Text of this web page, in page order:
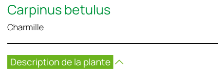
Carpinus betulus
Charmille
Description de la plante